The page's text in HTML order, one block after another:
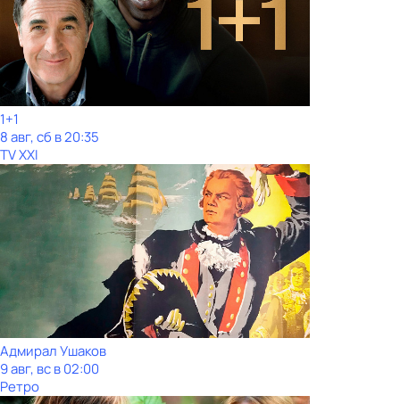
1+1
8 авг, сб в 20:35
TV XXI
Адмирал Ушаков
9 авг, вс в 02:00
Ретро